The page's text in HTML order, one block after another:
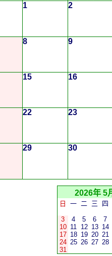
1
2
8 9
15 16
22 23
29 30
2026年 5
日 一 二 三 四
3 4 5 6
7
10 11 12 13 14
17 18 19 20 21
24 25 26 27 28
31